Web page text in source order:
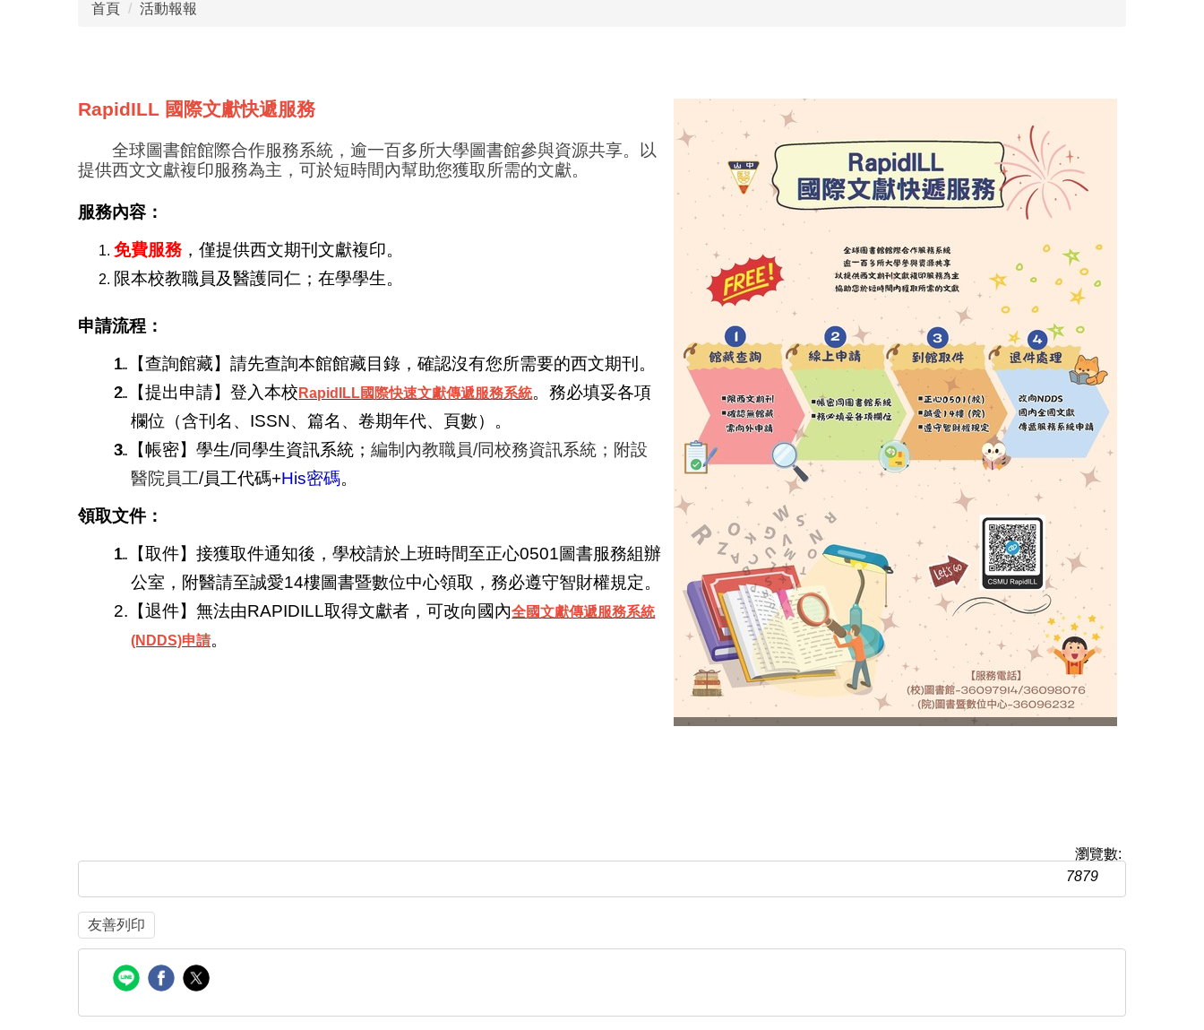
首頁 活動報報
RapidILL 國際文獻快遞服務
全球圖書館館際合作服務系統，逾一百多所大學圖書館參與資源共享。以
提供西文文獻複印服務為主，可於短時間內幫助您獲取所需的文獻。
服務內容：
免費服務 ， 僅提供西文期刊文獻複印。
限本校教職員及醫護同仁；在學學生。
申請流程：
1. 【查詢館藏】請先查詢本館館藏目錄，確認沒有您所需要的西文期刊。
2. 【提出申請】登入本校 RapidILL國際快速文獻傳遞服務系統。務必填妥各項
欄位（含刊名、ISSN、篇名、卷期年代、頁數）。
3. 【帳密】學生/同學生資訊系統；編制內教職員/同校務資訊系統； 附設
醫院員工/員工代碼+His密碼。
領取文件：
1. 【取件】接獲取件通知後，學校請於上班時間至正心0501圖書服務組辦
公室，附醫請至誠愛14樓圖書暨數位中心領取，務必遵守智財權規定。
2. 【退件】無法由RAPIDILL取得文獻者，可改向國內全國文獻傳遞服務系統
(NDDS)申請。
瀏覽數:
7879
友善列印